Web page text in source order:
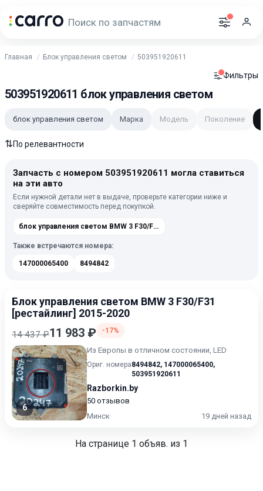
Главная Блок управления светом 503951920611
Фильтры
503951920611 блок управления светом
блок управления светом Марка Модель Поколение
⇅По релевантности
Запчасть с номером 503951920611 могла ставиться
на эти авто
Если нужной детали нет в выдаче, проверьте категории ниже и
сверяйте совместимость перед покупкой.
блок управления светом BMW 3 F30/F31 [рестайлинг] 2015-2020
Также встречаются номера:
147000065400 8494842
Блок управления светом BMW 3 F30/F31
[рестайлинг] 2015-2020
14 437 ₽11 983 ₽ -17%
6
Из Европы в отличном состоянии, LED
Ориг. номера8494842, 147000065400,
503951920611
Razborkin.by
50 отзывов
Минск
19 дней назад
На странице 1 объяв. из 1